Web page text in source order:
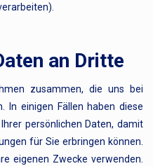
an Dritte
zusammen, die uns bei
In einigen Fällen haben diese
persönlichen Daten, damit
für Sie erbringen können.
eigenen Zwecke verwenden.